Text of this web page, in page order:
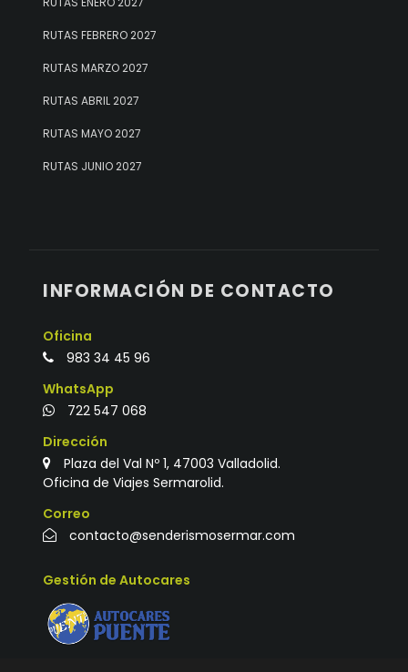
RUTAS FEBRERO 2027
RUTAS MARZO 2027
RUTAS ABRIL 2027
RUTAS MAYO 2027
RUTAS JUNIO 2027
INFORMACIÓN DE CONTACTO
Oficina
983 34 45 96
WhatsApp
722 547 068
Dirección
Plaza del Val Nº 1, 47003 Valladolid.
Oficina de Viajes Sermarolid.
Correo
contacto@senderismosermar.com
Gestión de Autocares